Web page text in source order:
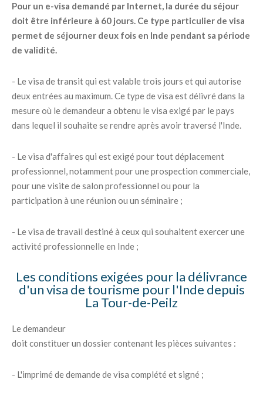
Pour un e-visa demandé par Internet, la durée du séjour
doit être inférieure à 60 jours. Ce type particulier de visa
permet de séjourner deux fois en Inde pendant sa période
de validité.
- Le visa de transit qui est valable trois jours et qui autorise
deux entrées au maximum. Ce type de visa est délivré dans la
mesure où le demandeur a obtenu le visa exigé par le pays
dans lequel il souhaite se rendre après avoir traversé l'Inde.
- Le visa d'affaires qui est exigé pour tout déplacement
professionnel, notamment pour une prospection commerciale,
pour une visite de salon professionnel ou pour la
participation à une réunion ou un séminaire ;
- Le visa de travail destiné à ceux qui souhaitent exercer une
activité professionnelle en Inde ;
Les conditions exigées pour la délivrance
d'un visa de tourisme pour l'Inde depuis
La Tour-de-Peilz
Le demandeur
doit constituer un dossier contenant les pièces suivantes :
- L'imprimé de demande de visa complété et signé ;